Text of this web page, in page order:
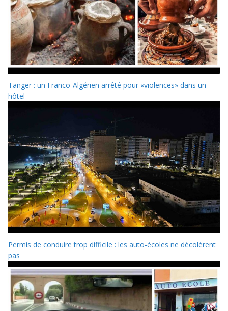
Tanger : un Franco-Algérien arrêté pour «violences» dans un
hôtel
Permis de conduire trop difficile : les auto-écoles ne décolèrent
pas